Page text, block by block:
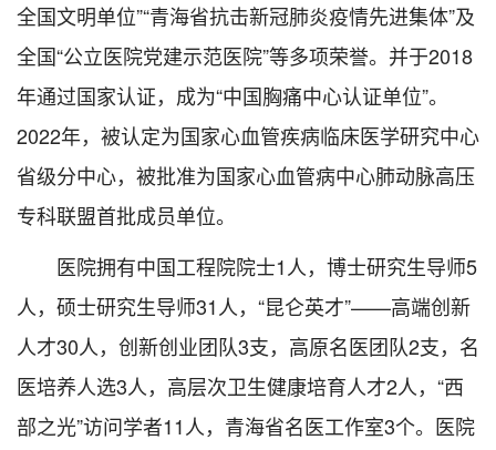
全国文明单位”“青海省抗击新冠肺炎疫情先进集体”及
全国“公立医院党建示范医院”等多项荣誉。并于2018
年通过国家认证，成为“中国胸痛中心认证单位”。
2022年，被认定为国家心血管疾病临床医学研究中心
省级分中心，被批准为国家心血管病中心肺动脉高压
专科联盟首批成员单位。
医院拥有中国工程院院士1人，博士研究生导师5
人，硕士研究生导师31人，“昆仑英才”——高端创新
人才30人，创新创业团队3支，高原名医团队2支，名
医培养人选3人，高层次卫生健康培育人才2人，“西
部之光”访问学者11人，青海省名医工作室3个。医院